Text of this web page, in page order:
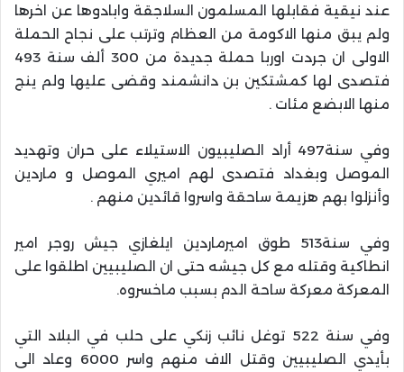
عند نيقية فقابلها المسلمون السلاجقة وابادوها عن اخرها
ولم يبق منها الاكومة من العظام وترتب على نجاح الحملة
الاولى ان جردت اوربا حملة جديدة من 300 ألف سنة 493
فتصدى لها كمشتكين بن دانشمند وقضى عليها ولم ينج
منها الابضع مئات .
وفي سنة497 أراد الصليبيون الاستيلاء على حران وتهديد
الموصل وبغداد فتصدى لهم اميري الموصل و ماردين
وأنزلوا بهم هزيمة ساحقة واسروا قائدين منهم .
وفي سنة513 طوق اميرماردين ايلغازي جيش روجر امير
انطاكية وقتله مع كل جيشه حتى ان الصليبيين اطلقوا على
المعركة معركة ساحة الدم بسبب ماخسروه.
وفي سنة 522 توغل نائب زنكي على حلب في البلاد التي
بأيدي الصليبيين وقتل الاف منهم واسر 6000 وعاد الى